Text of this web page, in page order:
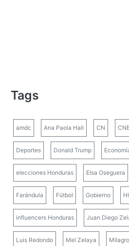
Tags
amdc Ana Paola Hall CN
Deportes Donald Trump
elecciones Honduras Elsa Oseguera
Farándula Fútbol Gobierno
influencers Honduras Juan Diego
Luis Redondo Mel Zelaya